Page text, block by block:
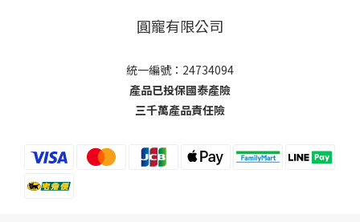
圓寵有限公司
統一編號：24734094
產品已投保國泰產險
三千萬產品責任險